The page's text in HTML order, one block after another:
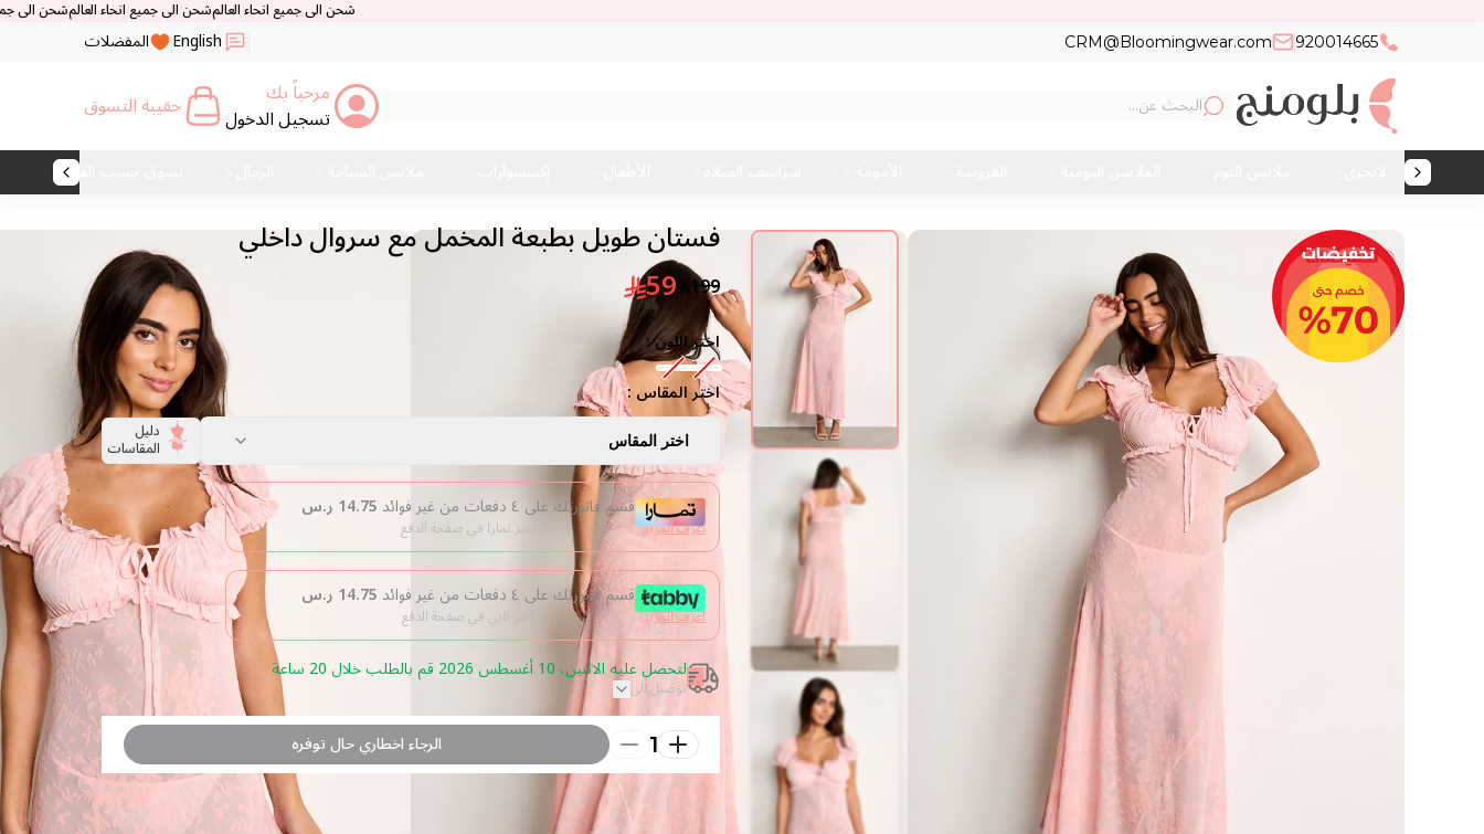
شحن الى جميع انحاء العالمشحن الى جميع انحاء العالمشحن الى جميع انحاء العالمشحن
920014665
CRM@Bloomingwear.com
English المفضلات
مرحباً بك
تسجيل الدخول حقيبة التسوق
تسوق حسب القماش
فستان طويل بطبعة المخمل مع سروال داخلي
199
59
اختر اللون :
اختر المقاس :
اختر المقاس دليل
المقاسات
قسم فاتورتك على ٤ دفعات من غير فوائد 14.75 ر.س
اختر تمارا في صفحة الدفع اعرف المزيد
قسم فاتورتك على ٤ دفعات من غير فوائد 14.75 ر.س
اختر تابي في صفحة الدفع اعرف المزيد
لتحصل عليه الاثنين، 10 أغسطس 2026 قم بالطلب خلال 20 ساعة
توصيل الى
1 الرجاء اخطاري حال توفره